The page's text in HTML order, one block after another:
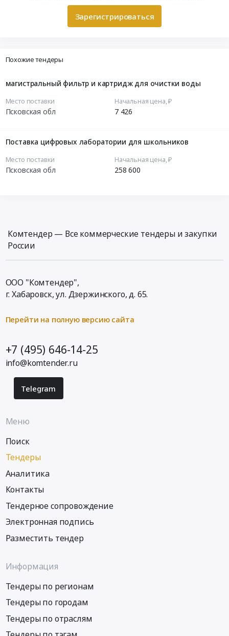
Зарегистрироваться
Похожие тендеры
магистральный фильтр и картридж для очистки воды
Место поставки
Псковская обл
Начальная цена, ₽
7 426
Поставка цифровых лаборатории для школьников
Место поставки
Псковская обл
Начальная цена, ₽
258 600
Комтендер — Все коммерческие тендеры и закупки
России
ООО "Комтендер",
г. Хабаровск,ул. Дзержинского, д. 65.
Перейти на полную версию сайта
+7 (495) 646-14-25
info@komtender.ru
Telegram
Меню
Поиск
Тендеры
Аналитика
Контакты
Тендерное сопровождение
Электронная подпись
Разместить тендер
Информация
Тендеры по регионам
Тендеры по городам
Тендеры по отраслям